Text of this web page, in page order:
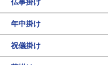
仏事掛け
年中掛け
祝儀掛け